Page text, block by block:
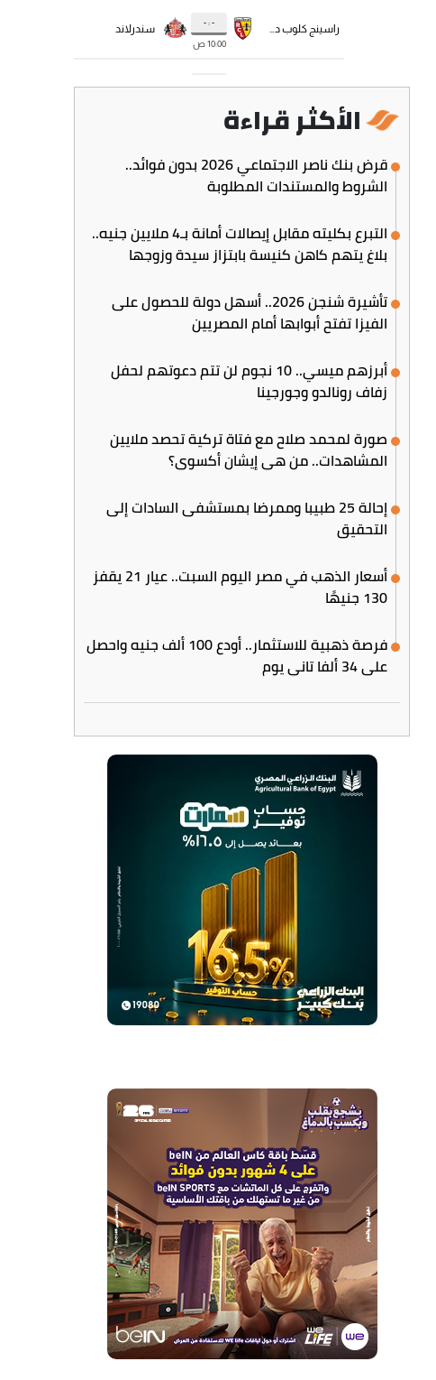
الأكثر قراءة
قرض بنك ناصر الاجتماعي 2026 بدون فوائد..
الشروط والمستندات المطلوبة
التبرع بكليته مقابل إيصالات أمانة بـ4 ملايين جنيه..
بلاغ يتهم كاهن كنيسة بابتزاز سيدة وزوجها
تأشيرة شنجن 2026.. أسهل دولة للحصول على
الفيزا تفتح أبوابها أمام المصريين
أبرزهم ميسي.. 10 نجوم لن تتم دعوتهم لحفل
زفاف رونالدو وجورجينا
صورة لمحمد صلاح مع فتاة تركية تحصد ملايين
المشاهدات.. من هي إيشان أكسوي؟
إحالة 25 طبيبا وممرضا بمستشفى السادات إلى
التحقيق
أسعار الذهب في مصر اليوم السبت.. عيار 21 يقفز
130 جنيهًا
فرصة ذهبية للاستثمار.. أودع 100 ألف جنيه واحصل
على 34 ألفا تاني يوم